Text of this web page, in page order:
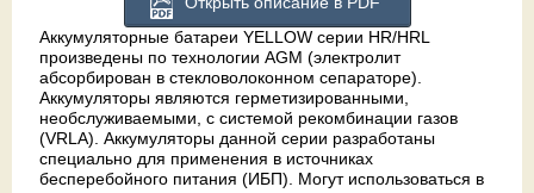
Аккумуляторные батареи YELLOW серии HR/HRL
произведены по технологии AGM (электролит
абсорбирован в стекловолоконном сепараторе).
Аккумуляторы являются герметизированными,
необслуживаемыми, с системой рекомбинации газов
(VRLA). Аккумуляторы данной серии разработаны
специально для применения в источниках
бесперебойного питания (ИБП). Могут использоваться в